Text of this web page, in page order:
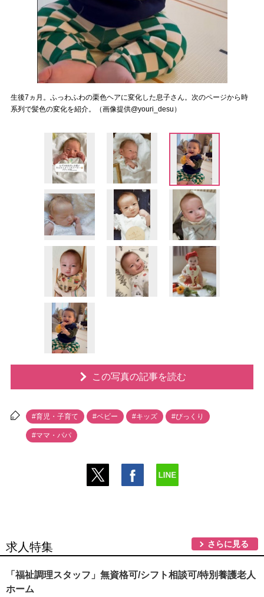
生後7ヵ月。ふっわふわの栗色ヘアに変化した息子さん。次のページから時
系列で髪色の変化を紹介。（画像提供@youri_desu）
この写真の記事を読む
#育児・子育て #ベビー #キッズ #びっくり
#ママ・パパ
求人特集 さらに見る
「福祉調理スタッフ」無資格可/シフト相談可/特別養護老人
ホーム